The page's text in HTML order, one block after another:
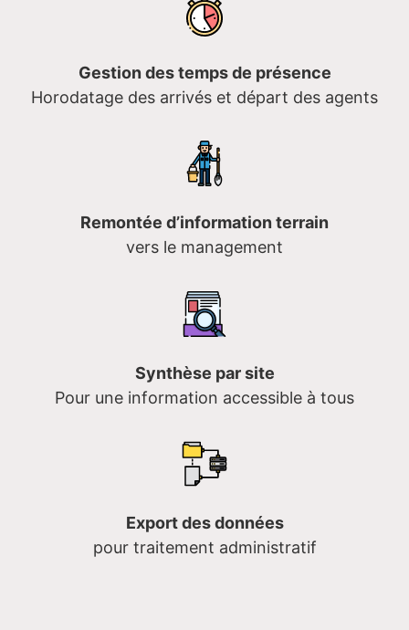
Gestion des temps de présence
Horodatage des arrivés et départ des agents
Remontée d’information terrain
vers le management
Synthèse par site
Pour une information accessible à tous
Export des données
pour traitement administratif